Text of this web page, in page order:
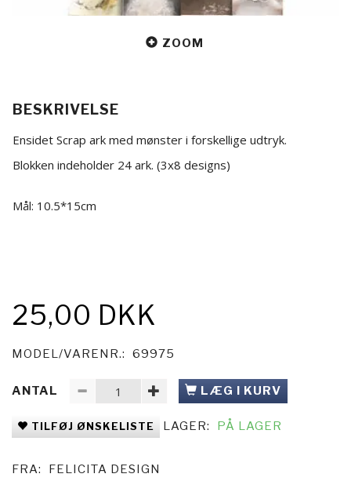
ZOOM
BESKRIVELSE
Ensidet Scrap ark med mønster i forskellige udtryk.
Blokken indeholder 24 ark. (3x8 designs)
Mål: 10.5*15cm
25,00 DKK
MODEL/VARENR.: 69975
ANTAL LÆG I KURV
TILFØJ ØNSKELISTE LAGER: PÅ LAGER
FRA: FELICITA DESIGN